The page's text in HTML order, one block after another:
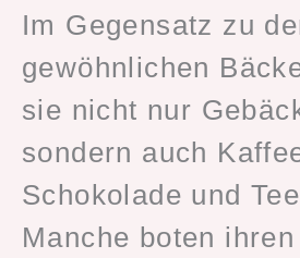
Im Gegensatz zu
gewöhnlichen
sie nicht nur
sondern auch
Schokolade und
Manche boten